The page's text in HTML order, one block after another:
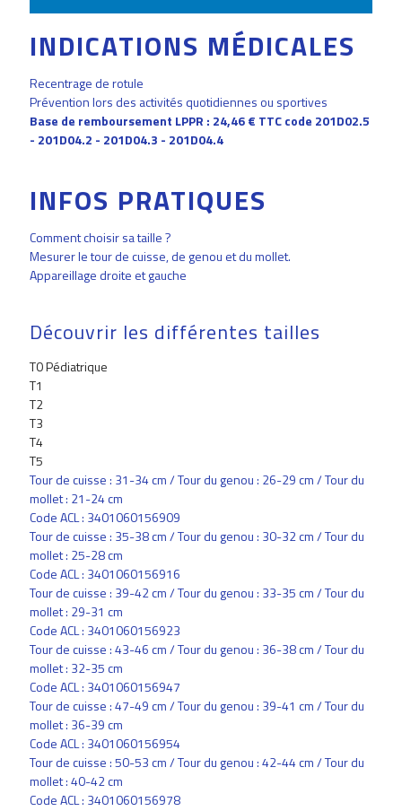
INDICATIONS MÉDICALES
Recentrage de rotule
Prévention lors des activités quotidiennes ou sportives
Base de remboursement LPPR : 24,46 € TTC code 201D02.5
- 201D04.2 - 201D04.3 - 201D04.4
INFOS PRATIQUES
Comment choisir sa taille ?
Mesurer le tour de cuisse, de genou et du mollet.
Appareillage droite et gauche
Découvrir les différentes tailles
T0 Pédiatrique
T1
T2
T3
T4
T5
Tour de cuisse : 31-34 cm / Tour du genou : 26-29 cm / Tour du
mollet : 21-24 cm
Code ACL : 3401060156909
Tour de cuisse : 35-38 cm / Tour du genou : 30-32 cm / Tour du
mollet : 25-28 cm
Code ACL : 3401060156916
Tour de cuisse : 39-42 cm / Tour du genou : 33-35 cm / Tour du
mollet : 29-31 cm
Code ACL : 3401060156923
Tour de cuisse : 43-46 cm / Tour du genou : 36-38 cm / Tour du
mollet : 32-35 cm
Code ACL : 3401060156947
Tour de cuisse : 47-49 cm / Tour du genou : 39-41 cm / Tour du
mollet : 36-39 cm
Code ACL : 3401060156954
Tour de cuisse : 50-53 cm / Tour du genou : 42-44 cm / Tour du
mollet : 40-42 cm
Code ACL : 3401060156978